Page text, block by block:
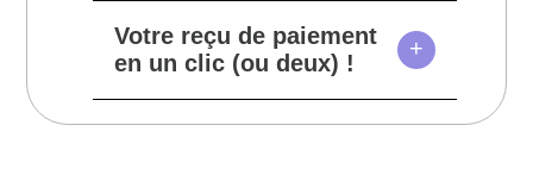
Nous calculons ensuite la
mensualité de l…
Pour recouvrer un impayé en
toute autonomie, rendez-vous
dans l'onglet Factures de votre
Votre reçu de paiement
en un clic (ou deux) !
+
Tout d’abord, sachez que chez